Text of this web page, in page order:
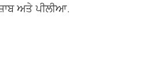
ਅਤੇ ਪੀਲੀਆ.